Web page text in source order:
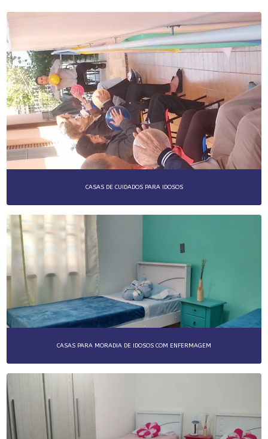
MORADIAS DE IDOSOS
MORADIAS PARA IDOSOS
POUSADAS PARA IDOSOS
RECREAÇÕES PARA IDOSOS
RESIDENCIAIS PARA IDOSOS
CASAS DE CUIDADOS PARA IDOSOS
CASAS PARA MORADIA DE IDOSOS COM ENFERMAGEM